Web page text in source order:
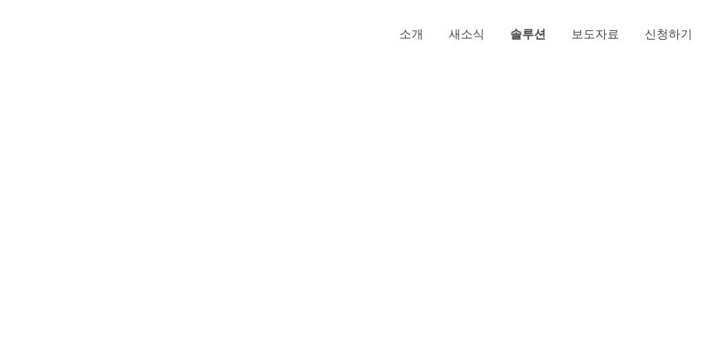
소개 새소식 솔루션 보도자료 신청하기